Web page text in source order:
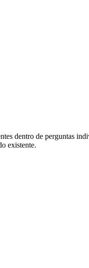
dentro de perguntas
existente.